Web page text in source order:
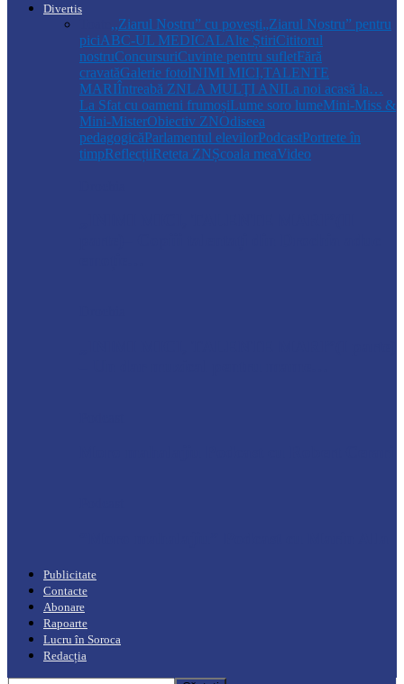
Divertis
,,Ziarul Nostru” cu povești„Ziarul Nostru” pentru
piciABC-UL MEDICALAlte ȘtiriCititorul
nostruConcursuriCuvinte pentru sufletFără
cravatăGalerie fotoINIMI MICI,TALENTE
MARIÎntreabă ZNLA MULŢI ANILa noi acasă la…
La Sfat cu oameni frumoșiLume soro lumeMini-Miss &
Mini-MisterObiectiv ZNOdiseea
pedagogicăParlamentul elevilorPodcastPortrete în
timpReflecțiiReteta ZNȘcoala meaVideo
Publicitate
Contacte
Abonare
Rapoarte
Lucru în Soroca
Redacția